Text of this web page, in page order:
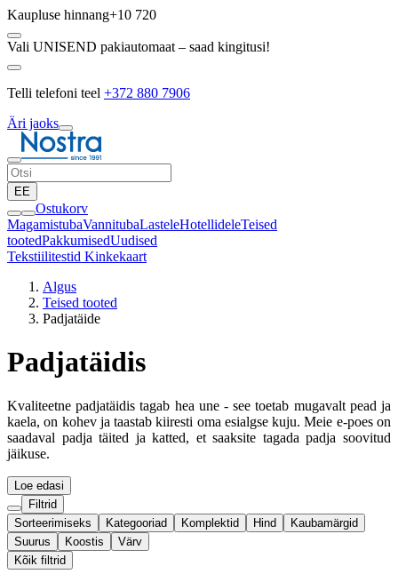
Kaupluse hinnang+10 720
Vali UNISEND pakiautomaat – saad kingitusi!
Telli telefoni teel +372 880 7906
Äri jaoks
EE
Ostukorv
MagamistubaVannitubaLasteleHotellideleTeised
tootedPakkumisedUudised
Tekstiilitestid Kinkekaart
Algus
Teised tooted
Padjatäide
Padjatäidis
Kvaliteetne padjatäidis tagab hea une - see toetab mugavalt pead ja
kaela, on kohev ja taastab kiiresti oma esialgse kuju. Meie e-poes on
saadaval padja täited ja katted, et saaksite tagada padja soovitud
jäikuse.
Loe edasi
Filtrid
Sorteerimiseks
Kategooriad Komplektid Hind
Kaubamärgid
Suurus
Koostis
Värv
Kõik filtrid